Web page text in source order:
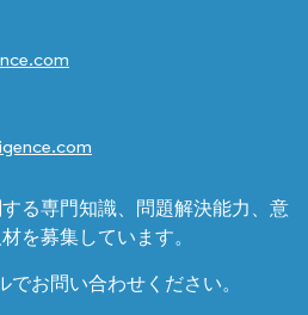
る専門知識、問題解決能力、意
を募集しています。
お問い合わせください。